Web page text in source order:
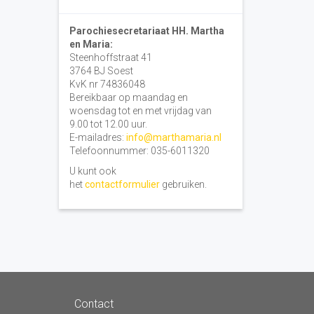
Parochiesecretariaat HH. Martha
en Maria:
Steenhoffstraat 41
3764 BJ Soest
KvK nr 74836048
Bereikbaar op maandag en
woensdag tot en met vrijdag van
9.00 tot 12.00 uur.
E-mailadres: info@marthamaria.nl
Telefoonnummer: 035-6011320
U kunt ook
hetcontactformuliergebruiken.
Contact